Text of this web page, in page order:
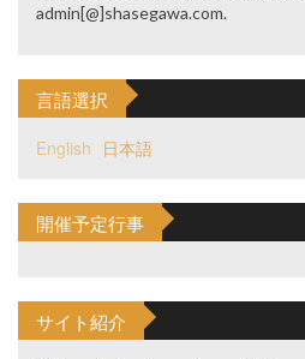
admin[@]shasegawa.com.
言語選択
English 日本語
開催予定行事
サイト紹介